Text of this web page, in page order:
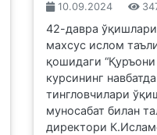
10.09.2024
42-давра
махсус ислом
қошидаги
курсининг
тингловчилари
муносабат билан
директори